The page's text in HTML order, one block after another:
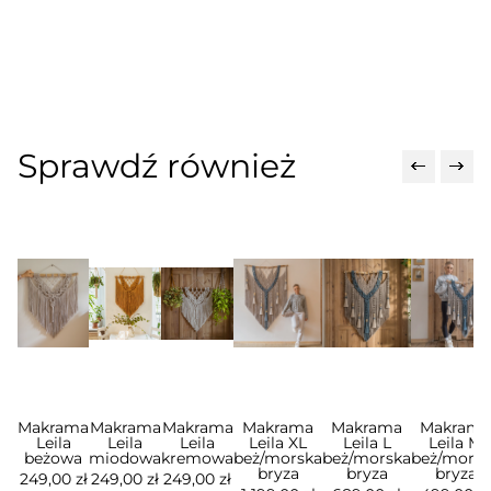
Sprawdź również
Makrama
Leila
beżowa
249,00 zł
Makrama
Leila
miodowa
249,00 zł
Makrama
Leila
kremowa
249,00 zł
Makrama
Leila XL
beż/morska
bryza
Makrama
Leila L
beż/morska
bryza
Makrama
Leila M
beż/
bryza